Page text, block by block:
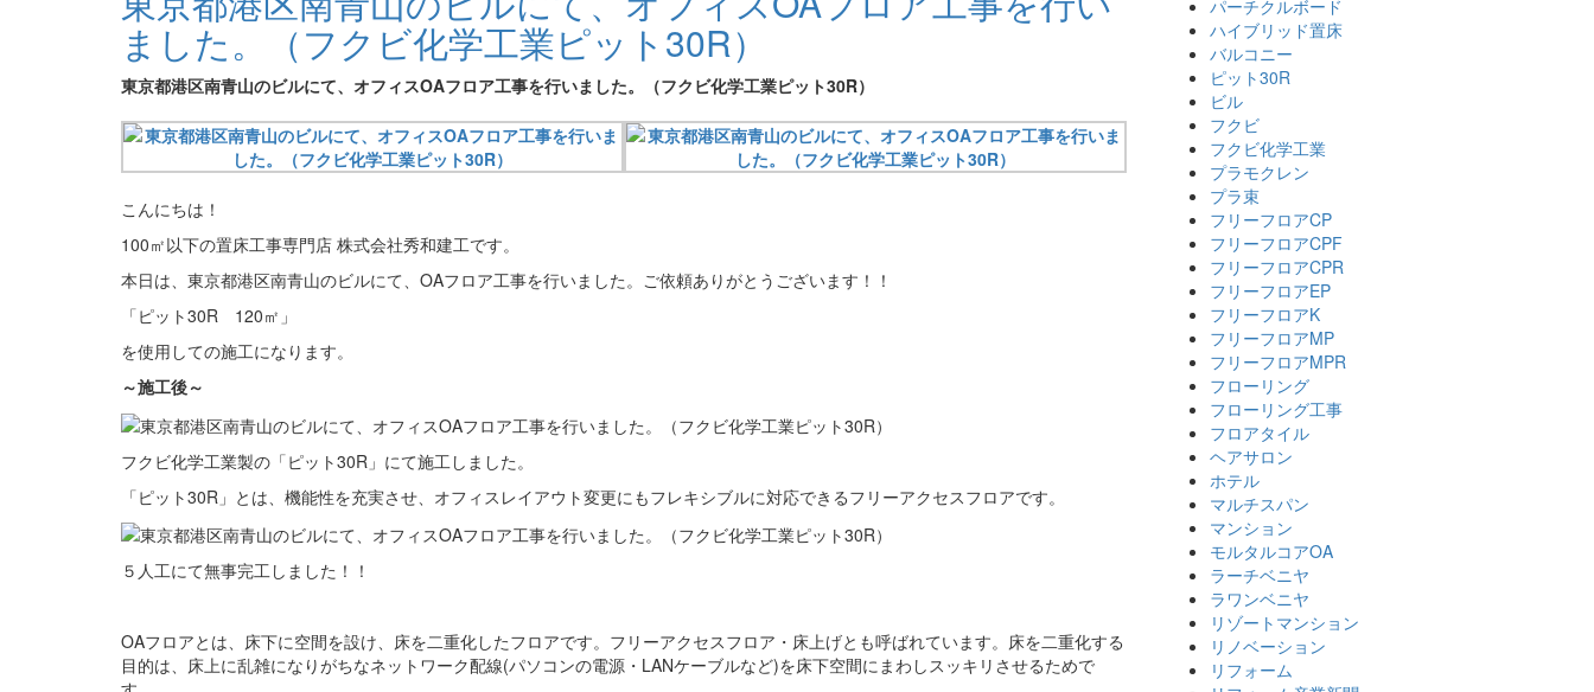
ました。（フクビ化学工業ピット30R）
東京都港区南青山のビルにて、オフィスOAフロア工事を行いました。（フクビ化学工業ピット30R）
こんにちは！
100㎡以下の置床工事専門店 株式会社秀和建工です。
本日は、東京都港区南青山のビルにて、OAフロア工事を行いました。ご依頼ありがとうございます！！
「ピット30R 120㎡」
を使用しての施工になります。
～施工後～
フクビ化学工業製の「ピット30R」にて施工しました。
「ピット30R」とは、機能性を充実させ、オフィスレイアウト変更にもフレキシブルに対応できるフリーアクセスフロアです。
５人工にて無事完工しました！！
OAフロアとは、 床下に空間を設け、床を二重化したフロアです。フリーアクセスフロア・床上げとも呼ばれています。床を二重化する
目的は、床上に乱雑になりがちなネットワーク配線(パソコンの電源・LANケーブルなど)を床下空間にまわしスッキリさせるためで
パーチクルボード
ハイブリッド置床
バルコニー
ピット30R
ビル
フクビ
フクビ化学工業
プラモクレン
プラ束
フリーフロアCP
フリーフロアCPF
フリーフロアCPR
フリーフロアEP
フリーフロアK
フリーフロアMP
フリーフロアMPR
フローリング
フローリング工事
フロアタイル
ヘアサロン
ホテル
マルチスパン
マンション
モルタルコアOA
ラーチベニヤ
ラワンベニヤ
リゾートマンション
リノベーション
リフォーム